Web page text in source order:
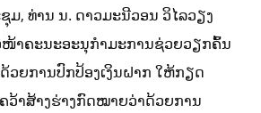
ມ, ທ່ານ ນ. ດາວມະນີວອນ ວິໄລວຽງ
າຄະນະອະນຸກໍາມະການຊ່ວຍວຽກຄົ້ນ
ວຍການປົກປ້ອງເງິນຝາກ ໃຫ້ກຽດ
ວ້າສ້າງຮ່າງກົດໝາຍວ່າດ້ວຍການ